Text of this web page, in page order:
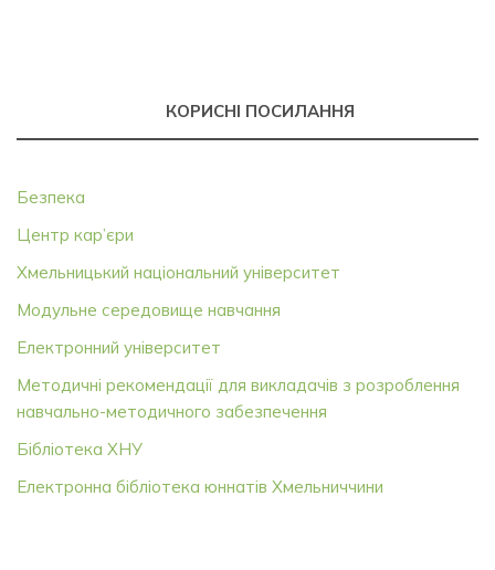
КОРИСНІ ПОСИЛАННЯ
Безпека
Центр кар’єри
Хмельницький національний університет
Модульне середовище навчання
Електронний університет
Методичні рекомендації для викладачів з розроблення
навчально-методичного забезпечення
Бібліотека ХНУ
Електронна бібліотека юннатів Хмельниччини